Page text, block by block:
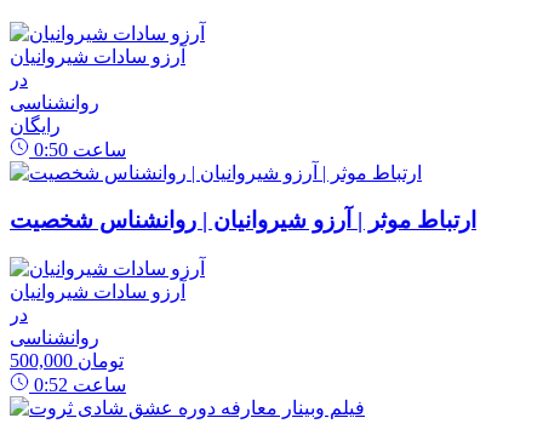
آرزو سادات شیروانیان
در
روانشناسی
رایگان
0:50 ساعت
ارتباط موثر | آرزو شیروانیان | روانشناس شخصیت
آرزو سادات شیروانیان
در
روانشناسی
500,000 تومان
0:52 ساعت